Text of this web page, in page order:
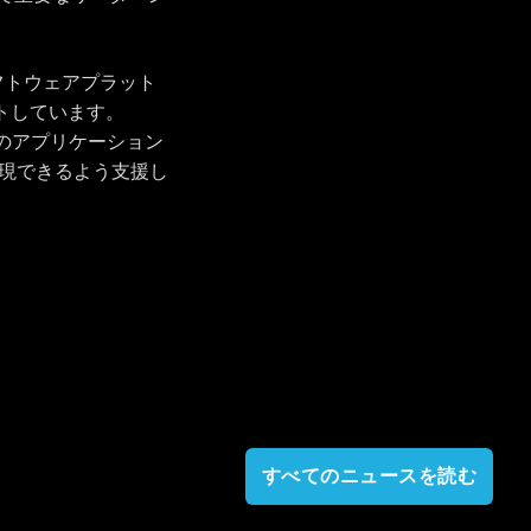
ウェアプラット
ています。
アプリケーション
できるよう支援し
すべてのニュースを読む